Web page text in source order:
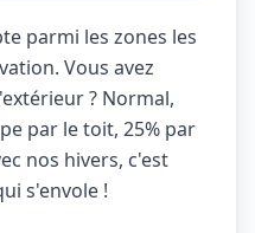
parmi les zones les
Vous avez
? Normal,
par le toit, 25% par
nos hivers, c'est
s'envole !